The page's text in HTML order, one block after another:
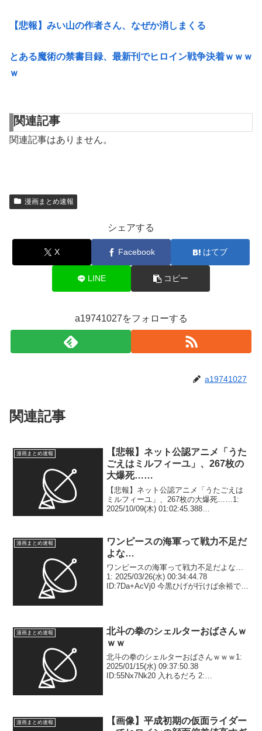
【悲報】みい山の作者さん、なぜか消しまくる
とある魔術の禁書目録、最新刊でヒロイン戦争決着ｗｗｗ
ｗ
関連記事
関連記事はありません。
漫画まとめ速報
シェアする
X Facebook はてブ
LINE コピー
a19741027をフォローする
a19741027
関連記事
漫画まとめ速報
【悲報】ネット公認アニメ「うた
ごえはミルフィーユ」、267枚の
大爆死……
【悲報】ネット公認アニメ「うたごえは
ミルフィーユ」、267枚の大爆死……1:
2025/10/09(木) 01:02:45.388
Seaso...
漫画まとめ速報
ワンピースの海軍って戦力不足だ
よな…
ワンピースの海軍って戦力不足だよな…
1: 2025/03/26(水) 00:34:44.78
ID:7Da+AcVj0 今黒ひげが行けば余裕で潰
漫画まとめ速報
北斗の拳のシェルターおばさんｗ
ｗｗ
北斗の拳のシェルターおばさんｗｗｗ1:
2025/01/15(水) 09:37:50.38
ID:55Nx7Nk20 入れるだろ 2:
漫画まとめ速報
【画像】平成初期の仮面ライダー